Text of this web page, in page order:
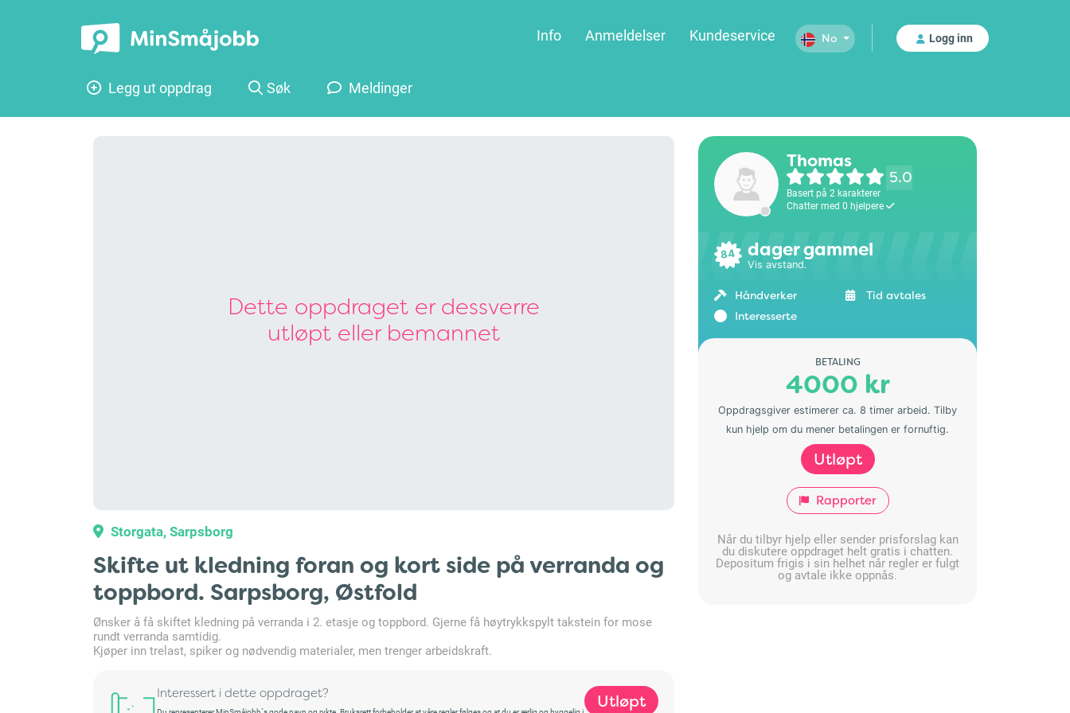
Info Anmeldelser Kundeservice No Logg inn
Legg ut oppdrag Søk Meldinger
Dette oppdraget er dessverre
utløpt eller bemannet
Storgata, Sarpsborg
Skifte ut kledning foran og kort side på verranda og
toppbord. Sarpsborg, Østfold
Ønsker å få skiftet kledning på verranda i 2. etasje og toppbord. Gjerne få høytrykkspylt takstein for mose
rundt verranda samtidig.
Kjøper inn trelast, spiker og nødvendig materialer, men trenger arbeidskraft.
Interessert i dette oppdraget? Utløpt
Thomas
5.0
Basert på 2 karakterer
Chatter med 0 hjelpere
84 dager gammel
Vis avstand.
Håndverker
Tid avtales
Interesserte
BETALING
4000 kr
Oppdragsgiver estimerer ca. 8 timer arbeid. Tilby
kun hjelp om du mener betalingen er fornuftig.
Utløpt
Rapporter
Når du tilbyr hjelp eller sender prisforslag kan
du diskutere oppdraget helt gratis i chatten.
Depositum frigis i sin helhet når regler er fulgt
og avtale ikke oppnås.